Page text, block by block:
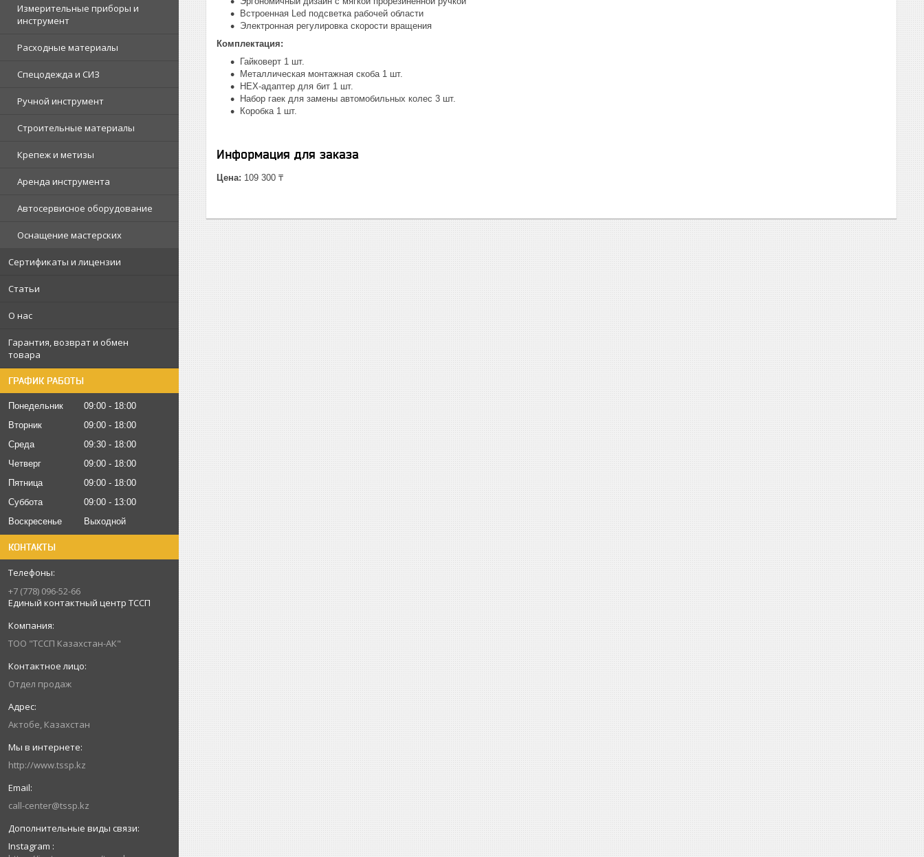
Измерительные приборы и
инструмент
Расходные материалы
Спецодежда и СИЗ
Ручной инструмент
Строительные материалы
Крепеж и метизы
Аренда инструмента
Автосервисное оборудование
Оснащение мастерских
Сертификаты и лицензии
Статьи
О нас
Гарантия, возврат и обмен
товара
ГРАФИК РАБОТЫ
Понедельник 09:00
18:00
Вторник
09:00
18:00
Среда
09:30
18:00
Четверг
09:00
18:00
Пятница
09:00
18:00
Суббота
09:00
13:00
Воскресенье
Выходной
КОНТАКТЫ
+7 (778) 096-52-66
Единый контактный центр ТССП
ТОО "ТССП Казахстан-АК"
Отдел продаж
Актобе, Казахстан
http://www.tssp.kz
call-center@tssp.kz
Instagram
Встроенная Led подсветка рабочей области
Электронная регулировка скорости вращения
Комплектация:
Гайковерт 1 шт.
Металлическая монтажная скоба 1 шт.
HEX-адаптер для бит 1 шт.
Набор гаек для замены автомобильных колес 3 шт.
Коробка 1 шт.
Информация для заказа
Цена: 109 300 ₸